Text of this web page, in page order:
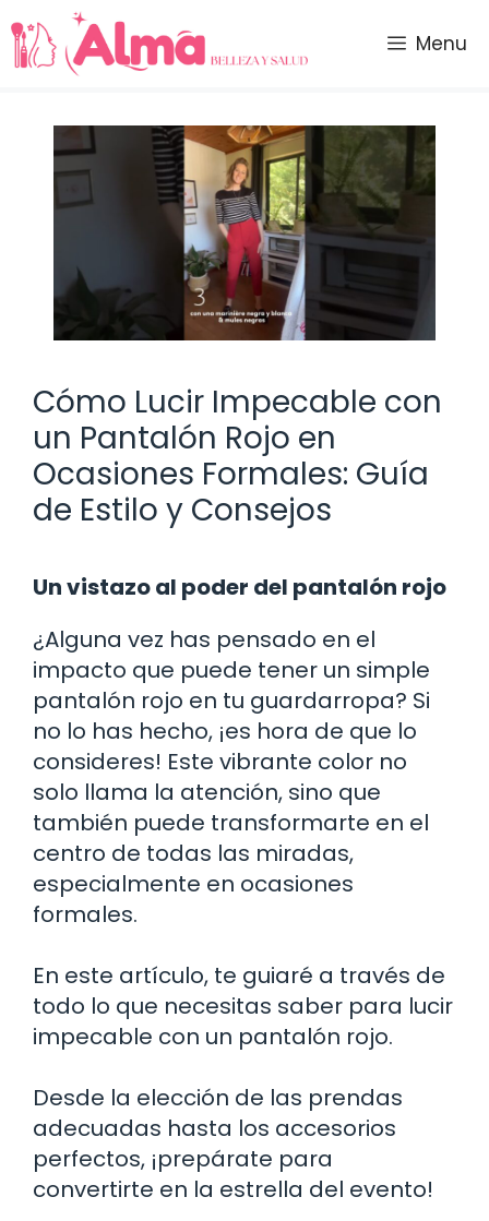
Saltar
al
contenido
Menu
Cómo Lucir Impecable con
un Pantalón Rojo en
Ocasiones Formales: Guía
de Estilo y Consejos
Un vistazo al poder del pantalón rojo
¿Alguna vez has pensado en el
impacto que puede tener un simple
pantalón rojo en tu guardarropa? Si
no lo has hecho, ¡es hora de que lo
consideres! Este vibrante color no
solo llama la atención, sino que
también puede transformarte en el
centro de todas las miradas,
especialmente en ocasiones
formales.
En este artículo, te guiaré a través de
todo lo que necesitas saber para lucir
impecable con un pantalón rojo.
Desde la elección de las prendas
adecuadas hasta los accesorios
perfectos, ¡prepárate para
convertirte en la estrella del evento!